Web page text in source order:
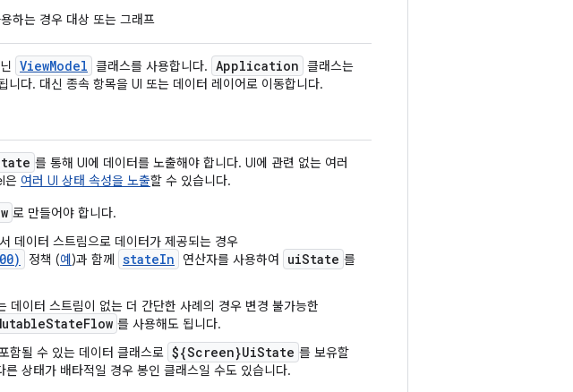
하는 경우 대상 또는 그래프
ViewModel 클래스를 사용합니다. Application 클래스는
다. 대신 종속 항목을 UI 또는 데이터 레이어로 이동합니다.
를 통해 UI에 데이터를 노출해야 합니다. UI에 관련 없는 여러
은 여러 UI 상태 속성을 노출할 수 있습니다.
로 만들어야 합니다.
데이터 스트림으로 데이터가 제공되는 경우
정책 (예)과 함께 stateIn 연산자를 사용하여 uiState 를
데이터 스트림이 없는 더 간단한 사례의 경우 변경 불가능한
를 사용해도 됩니다.
함될 수 있는 데이터 클래스로 ${Screen}UiState 를 보유할
상태가 배타적일 경우 봉인 클래스일 수도 있습니다.